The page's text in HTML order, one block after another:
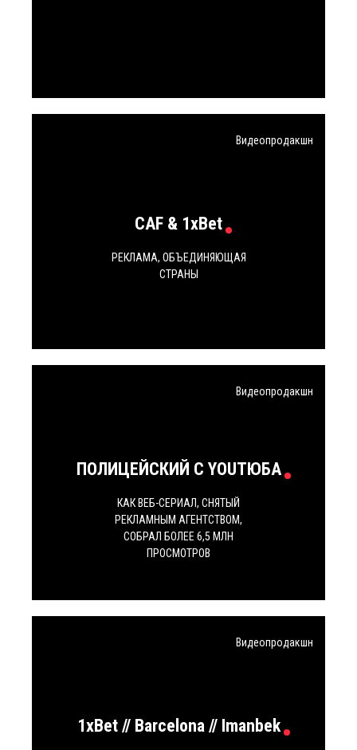
CAF & 1xBet
РЕКЛАМА, ОБЪЕДИНЯЮЩАЯ
СТРАНЫ
Видеопродакшн
ПОЛИЦЕЙСКИЙ С YOUТЮБА
КАК ВЕБ-СЕРИАЛ, СНЯТЫЙ
РЕКЛАМНЫМ АГЕНТСТВОМ,
СОБРАЛ БОЛЕЕ 6,5 МЛН
ПРОСМОТРОВ
Видеопродакшн
1xBet // Barcelona // Imanbek
Видеопродакшн